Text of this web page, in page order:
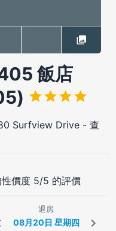
飯店
Surfview Drive - 查
價度 5/5 的評價
退房